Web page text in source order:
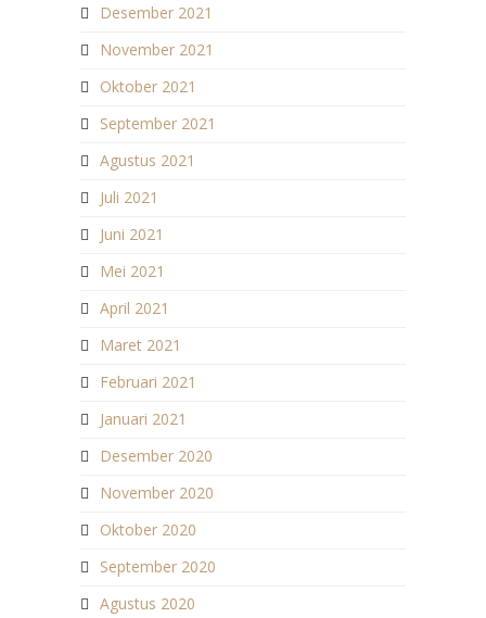
Desember 2021
November 2021
Oktober 2021
September 2021
Agustus 2021
Juli 2021
Juni 2021
Mei 2021
April 2021
Maret 2021
Februari 2021
Januari 2021
Desember 2020
November 2020
Oktober 2020
September 2020
Agustus 2020